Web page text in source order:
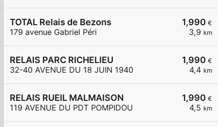
1,990 €
3,9 km
TOTAL Relais de Bezons
179 avenue Gabriel Péri
1,990 €
4,4 km
RELAIS PARC RICHELIEU
32-40 AVENUE DU 18 JUIN 1940
1,990 €
4,5 km
RELAIS RUEIL MALMAISON
119 AVENUE DU PDT POMPIDOU